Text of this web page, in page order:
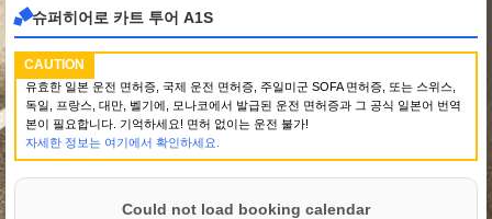
슈퍼히어로 카트 투어 A1S
CAUTION
유효한 일본 운전 면허증, 국제 운전 면허증, 주일미군 SOFA 면허증, 또는 스위스,
독일, 프랑스, 대만, 벨기에, 모나코에서 발급된 운전 면허증과 그 공식 일본어 번역
본이 필요합니다. 기억하세요! 면허 없이는 운전 불가!
자세한 정보는 여기에서 확인하세요.
Could not load booking calendar